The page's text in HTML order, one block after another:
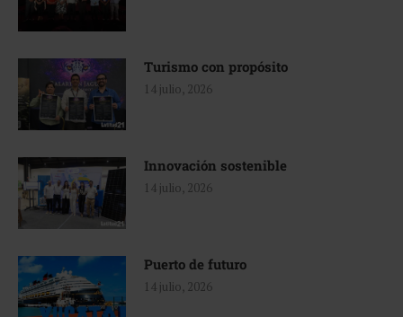
Turismo con propósito
14 julio, 2026
Innovación sostenible
14 julio, 2026
Puerto de futuro
14 julio, 2026